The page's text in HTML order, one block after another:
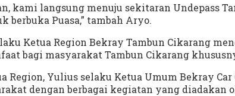
kami langsung menuju sekitaran Undepass
berbuka Puasa,” tambah Aryo.
Ketua Region Bekray Tambun Cikarang
bagi masyarakat Tambun Cikarang
Region, Yulius selaku Ketua Umum Bekray
dengan berbagai kegiatan yang diadakan